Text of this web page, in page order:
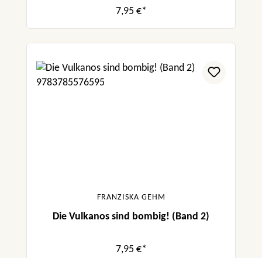
7,95 €*
FRANZISKA GEHM
Die Vulkanos sind bombig! (Band 2)
7,95 €*